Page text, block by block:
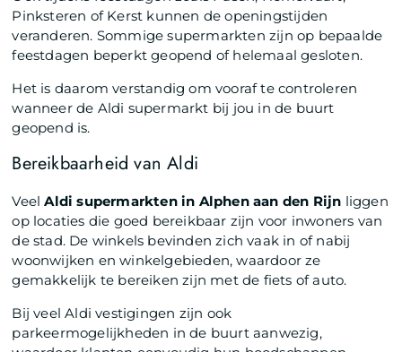
Pinksteren of Kerst kunnen de openingstijden
veranderen. Sommige supermarkten zijn op bepaalde
feestdagen beperkt geopend of helemaal gesloten.
Het is daarom verstandig om vooraf te controleren
wanneer de Aldi supermarkt bij jou in de buurt
geopend is.
Bereikbaarheid van Aldi
VeelAldi supermarkten in Alphen aan den Rijn liggen
op locaties die goed bereikbaar zijn voor inwoners van
de stad. De winkels bevinden zich vaak in of nabij
woonwijken en winkelgebieden, waardoor ze
gemakkelijk te bereiken zijn met de fiets of auto.
Bij veel Aldi vestigingen zijn ook
parkeermogelijkheden in de buurt aanwezig,